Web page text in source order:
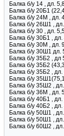
Балка б/у 14 , дл.
Балка б/у 20Б1
Балка б/у 24М , дл.
Балка б/у 26Ш1 ,
Балка б/у 30 , дл.
Балка б/у 30Б1 ,
Балка б/у 30М , дл.
Балка б/у 30Ш1 дл.
Балка б/у 35Б2 ,
Балка б/у 35Б2
Балка б/у 35Б2 ,
Балка б/у
Балка б/у 35Ш2 ,
Балка б/у 36М , дл.
Балка б/у 40Б1 ,
Балка б/у 40Б2 ,
Балка б/у 50Ш1 ,
Балка б/у 50Ш1 ,
Балка б/у 60Ш2 ,